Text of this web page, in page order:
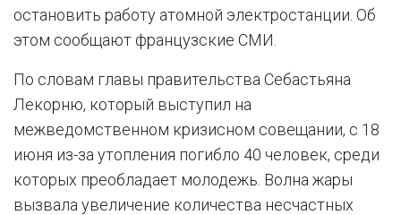
остановить работу атомной электростанции. Об
этом сообщают французские СМИ.
По словам главы правительства Себастьяна
Лекорню, который выступил на
межведомственном кризисном совещании, с 18
июня из-за утопления погибло 40 человек, среди
которых преобладает молодежь. Волна жары
вызвала увеличение количества несчастных